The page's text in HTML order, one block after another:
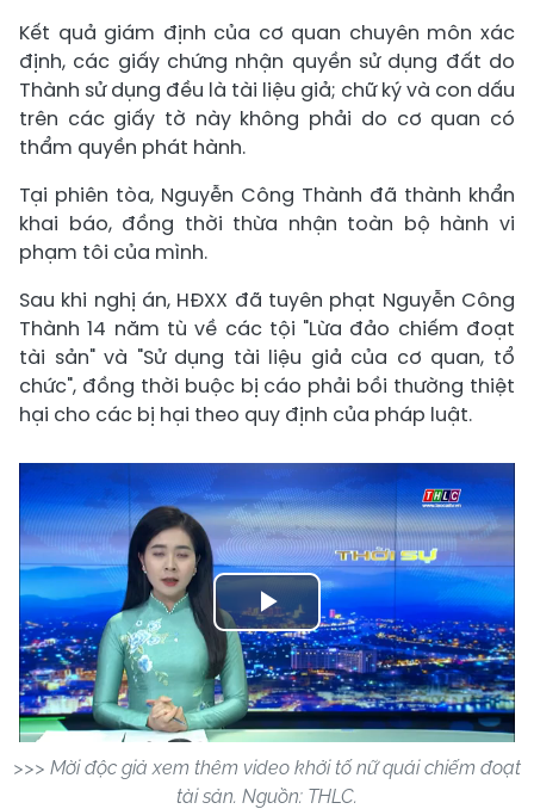
Kết quả giám định của cơ quan chuyên môn xác
định, các giấy chứng nhận quyền sử dụng đất do
Thành sử dụng đều là tài liệu giả; chữ ký và con dấu
trên các giấy tờ này không phải do cơ quan có
thẩm quyền phát hành.
Tại phiên tòa, Nguyễn Công Thành đã thành khẩn
khai báo, đồng thời thừa nhận toàn bộ hành vi
phạm tôi của mình.
Sau khi nghị án, HĐXX đã tuyên phạt Nguyễn Công
Thành 14 năm tù về các tội "Lừa đảo chiếm đoạt
tài sản" và "Sử dụng tài liệu giả của cơ quan, tổ
chức", đồng thời buộc bị cáo phải bồi thường thiệt
hại cho các bị hại theo quy định của pháp luật.
Play
Video
>>> Mời độc giả xem thêm video khởi tố nữ quái chiếm đoạt
tài sản. Nguồn: THLC.